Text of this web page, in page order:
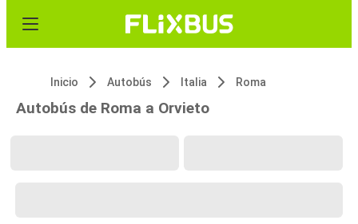
Inicio Autobús Italia Roma
Autobús de Roma a Orvieto